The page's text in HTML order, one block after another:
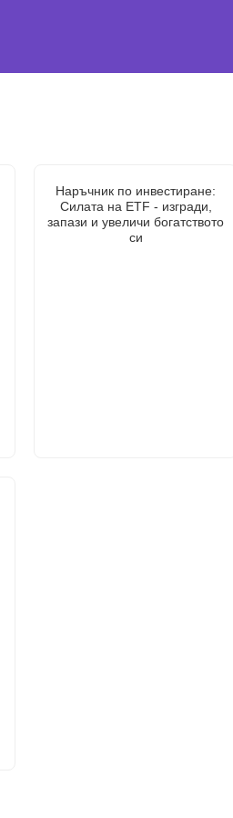
Наръчник по инвестиране:
Силата на ETF - изгради,
запази и увеличи богатството
си